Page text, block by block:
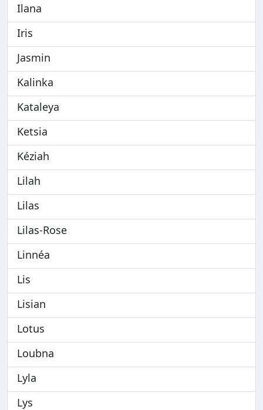
Ilana
Iris
Jasmin
Kalinka
Kataleya
Ketsia
Kéziah
Lilah
Lilas
Lilas-Rose
Linnéa
Lis
Lisian
Lotus
Loubna
Lyla
Lys